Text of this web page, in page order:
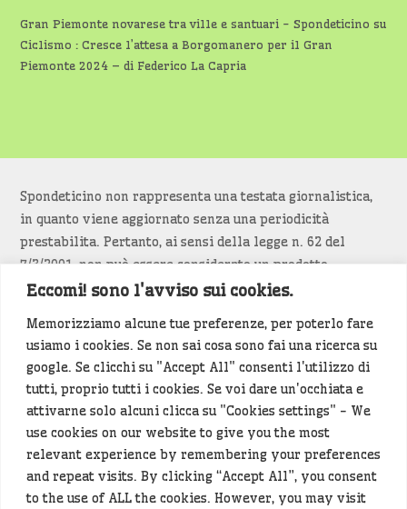
Eccomi! sono l'avviso sui cookies.
Memorizziamo alcune tue preferenze, per poterlo fare
usiamo i cookies. Se non sai cosa sono fai una ricerca su
google. Se clicchi su "Accept All" consenti l'utilizzo di
tutti, proprio tutti i cookies. Se voi dare un'occhiata e
attivarne solo alcuni clicca su "Cookies settings" - We
use cookies on our website to give you the most
relevant experience by remembering your preferences
and repeat visits. By clicking “Accept All”, you consent
to the use of ALL the cookies. However, you may visit
Gran Piemonte novarese tra ville e santuari - Spondeticino su
Ciclismo : Cresce l’attesa a Borgomanero per il Gran
Piemonte 2024 – di Federico La Capria
Spondeticino non rappresenta una testata giornalistica,
in quanto viene aggiornato senza una periodicità
prestabilita. Pertanto, ai sensi della legge n. 62 del
7/3/2001, non può essere considerato un prodotto
editoriale.
Siamo attenti a non violare copyright e diritti
d’immagine. Se un contenuto è di tua proprietà e vuoi
richiederne la rimozionediccelo(<- clicca per inviarci un
messaggio).
Alcuni articoli sono generati in bozza rielaborando, con
l'intelligenza artificiale generativa, contenuti
provenienti da fonti istituzionali e altri siti di interesse